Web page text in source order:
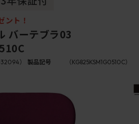
ント！
バーテブラ03
） 製品記号 （KG825KSM1G0510C）